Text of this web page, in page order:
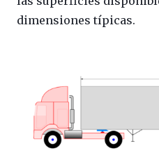
dimensiones típicas.